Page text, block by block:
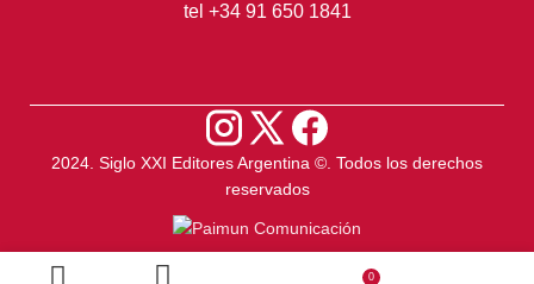
tel +34 91 650 1841
2024. Siglo XXI Editores Argentina ©️. Todos los derechos
reservados
0